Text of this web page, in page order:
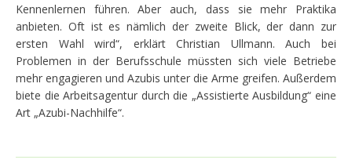
Kennenlernen führen. Aber auch, dass sie mehr Praktika
anbieten. Oft ist es nämlich der zweite Blick, der dann zur
ersten Wahl wird“, erklärt Christian Ullmann. Auch bei
Problemen in der Berufsschule müssten sich viele Betriebe
mehr engagieren und Azubis unter die Arme greifen. Außerdem
biete die Arbeitsagentur durch die „Assistierte Ausbildung“ eine
Art „Azubi-Nachhilfe“.